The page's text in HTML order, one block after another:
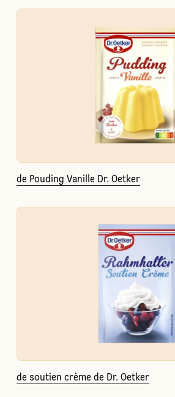
de Pouding Vanille Dr. Oetker
de soutien crème de Dr. Oetker